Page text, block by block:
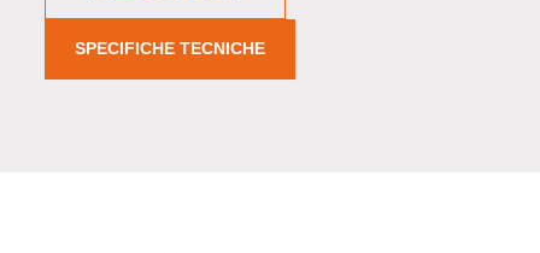
SPECIFICHE TECNICHE